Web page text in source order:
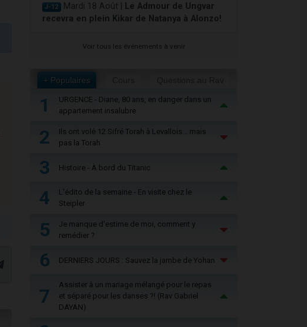
J-12 Mardi 18 Août |
Le Admour de Ungvar
recevra en plein Kikar de Natanya à Alonzo!
Voir tous les événements à venir
+ Populaires
1
URGENCE - Diane, 80 ans, en danger dans un
appartement insalubre
2
Ils ont volé 12 Sifré Torah à Levallois… mais
pas la Torah
3 Histoire - À bord du Titanic
4
L'édito de la semaine - En visite chez le
Steipler
5
Je manque d'estime de moi, comment y
remédier ?
6 DERNIERS JOURS : Sauvez la jambe de Yohan
7
Assister à un mariage mélangé pour le repas
et séparé pour les danses ?! (Rav Gabriel
DAYAN)